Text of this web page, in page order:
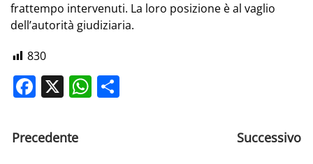
frattempo intervenuti. La loro posizione è al vaglio
dell’autorità giudiziaria.
830
Facebook
X WhatsApp
Precedente Successivo